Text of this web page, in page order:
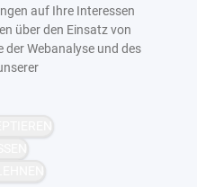
auf Ihre Interessen
über den Einsatz von
der Webanalyse und des